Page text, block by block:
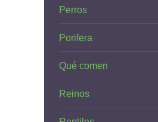
Perros
Porifera
Qué comen
Reinos